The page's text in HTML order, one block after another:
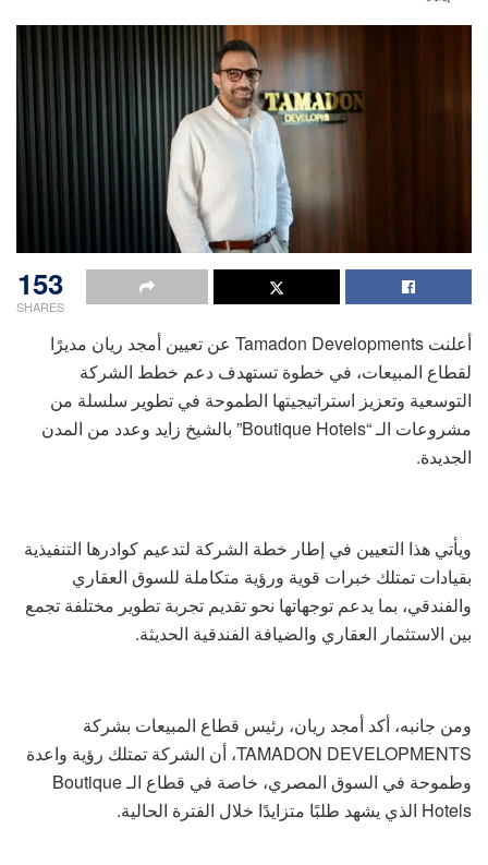
153
SHARES
أعلنت Tamadon Developments عن تعيين أمجد ريان مديرًا
لقطاع المبيعات، في خطوة تستهدف دعم خطط الشركة
التوسعية وتعزيز استراتيجيتها الطموحة في تطوير سلسلة من
مشروعات الـ “Boutique Hotels” بالشيخ زايد وعدد من المدن
الجديدة.
ويأتي هذا التعيين في إطار خطة الشركة لتدعيم كوادرها التنفيذية
بقيادات تمتلك خبرات قوية ورؤية متكاملة للسوق العقاري
والفندقي، بما يدعم توجهاتها نحو تقديم تجربة تطوير مختلفة تجمع
بين الاستثمار العقاري والضيافة الفندقية الحديثة.
ومن جانبه، أكد أمجد ريان، رئيس قطاع المبيعات بشركة
TAMADON DEVELOPMENTS، أن الشركة تمتلك رؤية واعدة
وطموحة في السوق المصري، خاصة في قطاع الـ Boutique
Hotels الذي يشهد طلبًا متزايدًا خلال الفترة الحالية.